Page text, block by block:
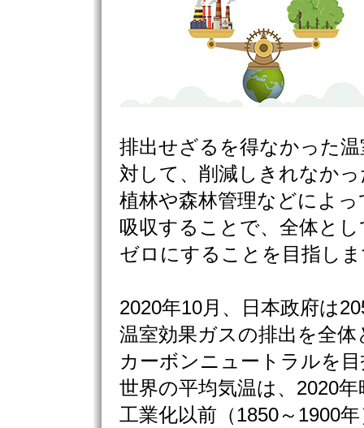
排出せざるを得なかった
対して、削減しきれなか
植林や森林管理などによ
吸収することで、全体と
ゼロにすることを目指し
2020年10月、日本政府は
温室効果ガスの排出を全
カーボンニュートラルを
世界の平均気温は、2020年
工業化以前（1850～1900